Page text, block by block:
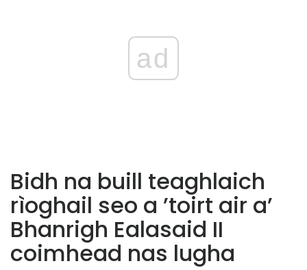
ad
Bidh na buill teaghlaich
rìoghail seo a ’toirt air a’
Bhanrigh Ealasaid II
coimhead nas lugha